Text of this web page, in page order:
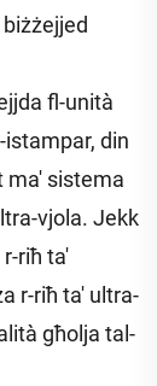
fl-unità
din
ma' sistema
vjola. Jekk
riħ ta'
r-riħ ta' ultra-
għolja tal-